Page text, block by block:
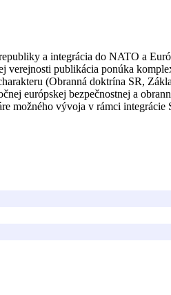
a integrácia do NATO a
verejnosti publikácia ponúka
(Obranná doktrína SR,
európskej bezpečnostnej a
možného vývoja v rámci